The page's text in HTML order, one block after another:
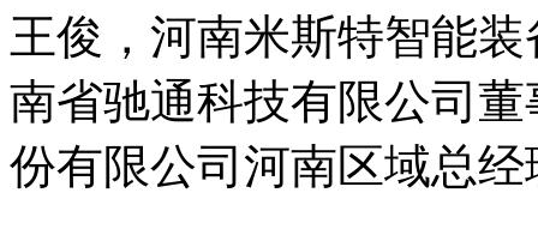
王俊，河南米斯特智能
南省驰通科技有限公司
份有限公司河南区域总